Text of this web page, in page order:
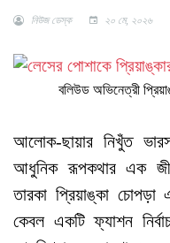
নিউজ ডেস্ক ২০ মে, ২০২৬
বলিউড অভিনেত্রী
আলোক-ছায়ার নিখুঁত
আধুনিক রূপকথার এক
তারকা প্রিয়াঙ্কা চোপড়া
কেবল একটি ফ্যাশন